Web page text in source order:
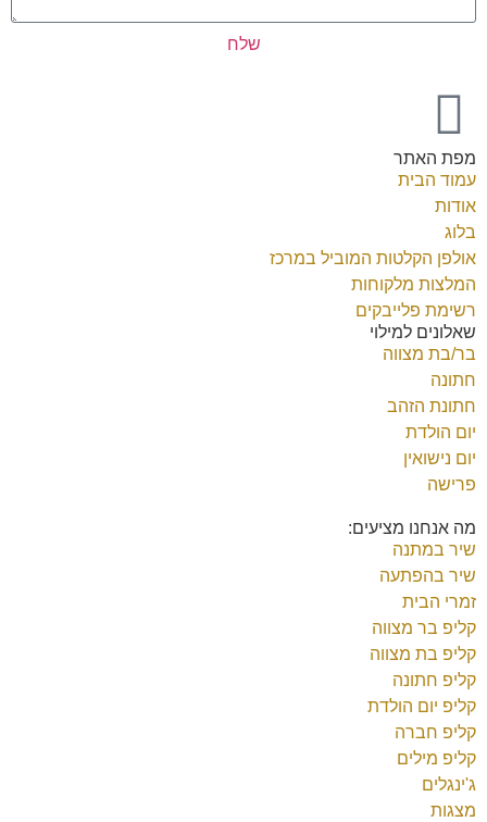
שלח
מפת האתר
עמוד הבית
אודות
בלוג
אולפן הקלטות המוביל במרכז
המלצות מלקוחות
רשימת פלייבקים
שאלונים למילוי
בר/בת מצווה
חתונה
חתונת הזהב
יום הולדת
יום נישואין
פרישה
מה אנחנו מציעים:
שיר במתנה
שיר בהפתעה
זמרי הבית
קליפ בר מצווה
קליפ בת מצווה
קליפ חתונה
קליפ יום הולדת
קליפ חברה
קליפ מילים
ג'ינגלים
מצגות